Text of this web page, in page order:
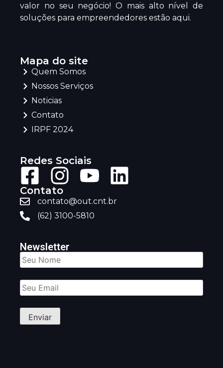
valor no seu negócio! O mais alto nível de
soluções para empreendedores estão aqui.
Mapa do site
Quem Somos
Nossos Serviços
Noticias
Contato
IRPF 2024
Redes Sociais
Contato
contato@out.cnt.br
(62) 3100-5810
Newsletter